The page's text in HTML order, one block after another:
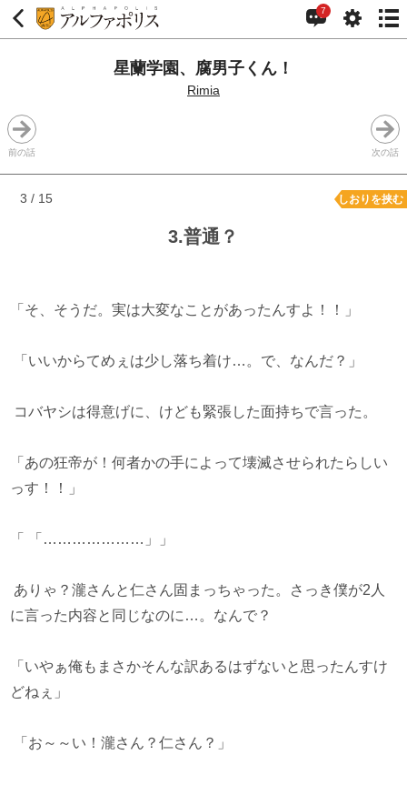
7
星蘭学園、腐男子くん！
Rimia
前の話 次の話
3 / 15 しおりを挟む
3.普通？
「そ、そうだ。実は大変なことがあったんすよ！！」
「いいからてめぇは少し落ち着け…。で、なんだ？」
コバヤシは得意げに、けども緊張した面持ちで言った。
「あの狂帝が！何者かの手によって壊滅させられたらしい
っす！！」
「 「…………………」」
ありゃ？瀧さんと仁さん固まっちゃった。さっき僕が2人
に言った内容と同じなのに…。なんで？
「いやぁ俺もまさかそんな訳あるはずないと思ったんすけ
どねぇ」
「お～～い！瀧さん？仁さん？」